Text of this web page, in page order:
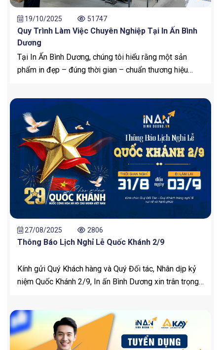
19/10/2025 51747
Quy Trình Làm Việc Chuyên Nghiệp Tại In Ấn Bình
Dương
Tại In Ấn Bình Dương, chúng tôi hiểu rằng một sản
phẩm in đẹp – đúng thời gian – chuẩn thương hiệu
27/08/2025 2806
Thông Báo Lịch Nghỉ Lễ Quốc Khánh 2/9
Kính gửi Quý Khách hàng và Quý Đối tác, Nhân dịp kỷ
niệm Quốc Khánh 2/9, In ấn Bình Dương xin trân trọng
trong suốt thời gian qua.